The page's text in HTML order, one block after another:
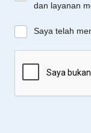
dan layanan
Saya telah